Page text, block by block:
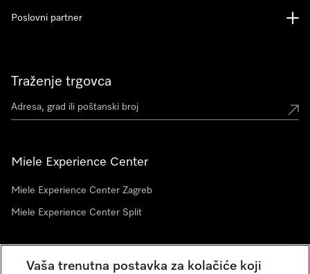
Traženje trgovca
Miele Experience Center
Miele Experience Center Zagreb
Miele Experience Center Split
Newsletter
Poslovni partner
Vaša trenutna postavka za kolačiće koji